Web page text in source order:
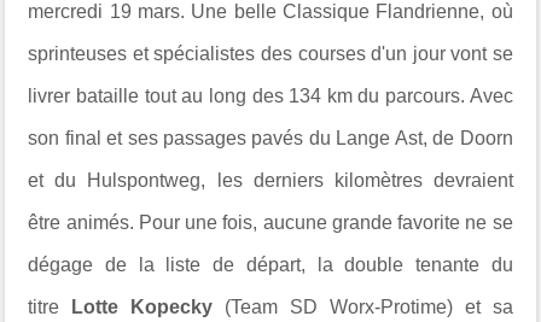
mercredi 19 mars. Une belle Classique Flandrienne, où
sprinteuses et spécialistes des courses d'un jour vont se
livrer bataille tout au long des 134 km du parcours. Avec
son final et ses passages pavés du Lange Ast, de Doorn
et du Hulspontweg, les derniers kilomètres devraient
être animés. Pour une fois, aucune grande favorite ne se
dégage de la liste de départ, la double tenante du
titre Lotte Kopecky (Team SD Worx-Protime) et sa